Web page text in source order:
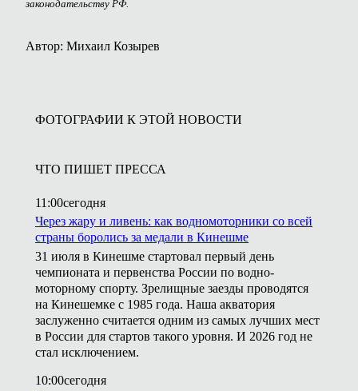
законодательству РФ.
Автор: Михаил Козырев
ФОТОГРАФИИ К ЭТОЙ НОВОСТИ
ЧТО ПИШЕТ ПРЕССА
11:00сегодня
Через жару и ливень: как водномоторники со всей
страны боролись за медали в Кинешме
31 июля в Кинешме стартовал первый день
чемпионата и первенства России по водно-
моторному спорту. Зрелищные заезды проводятся
на Кинешемке с 1985 года. Наша акватория
заслуженно считается одним из самых лучших мест
в России для стартов такого уровня. И 2026 год не
стал исключением.
10:00сегодня